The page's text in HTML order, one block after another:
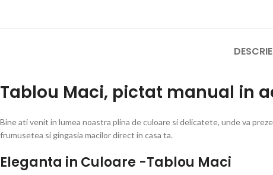
Tablou Maci, pictat manual in
Bine ati venit in lumea noastra plina de culoare si delicatete, unde va
frumusetea si gingasia macilor direct in casa ta.
Eleganta in Culoare -Tablou Maci